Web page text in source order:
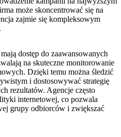
może skoncentrować się na
zajmie⁢ się kompleksowym
dostęp do zaawansowanych
na skuteczne⁢ monitorowanie
Dzięki ‍temu można śledzić
i‌ dostosowywać strategię
rezultatów. Agencje często
⁢internetowej, co pozwala
grupy odbiorców i zwiększać